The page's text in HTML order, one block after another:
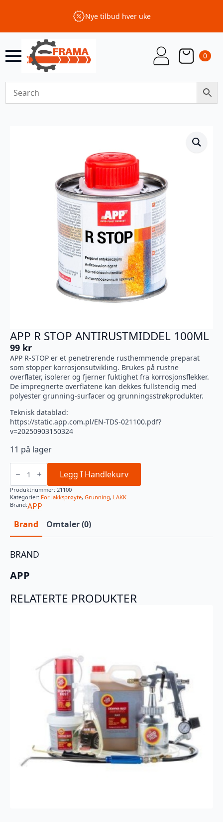
Nye tilbud hver uke
0
APP R STOP ANTIRUSTMIDDEL 100ML
99 kr
APP R-STOP er et penetrerende rusthemmende preparat
som stopper korrosjonsutvikling. Brukes på rustne
overflater, isolerer og fjerner fuktighet fra korrosjonsflekker.
De impregnerte overflatene kan dekkes fullstendig med
polyester grunning-surfacer og grunningsstrøkprodukter.
Teknisk datablad:
https://static.app.com.pl/EN-TDS-021100.pdf?
v=20250903150324
11 på lager
APP
ANTIRUSTMIDDEL
100ML
antall
Legg I Handlekurv
Produktnummer: 21100
Kategorier: For lakksprøyte, Grunning, LAKK
Brand:APP
Brand
Omtaler (0)
BRAND
APP
RELATERTE PRODUKTER